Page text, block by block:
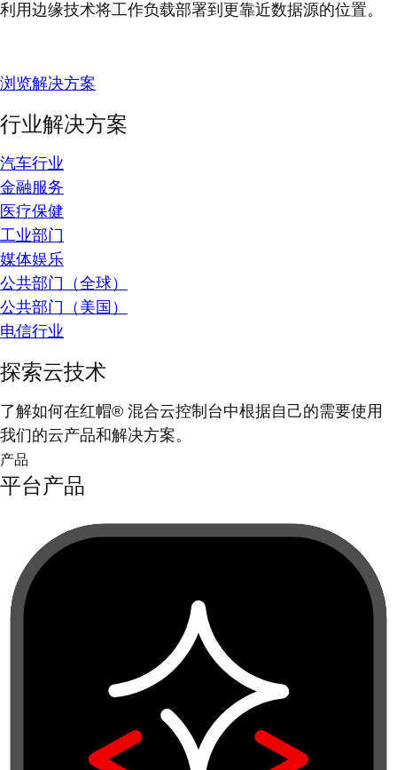
利用边缘技术将工作负载部署到更靠近数据源的位置。
浏览解决方案
行业解决方案
汽车行业
金融服务
医疗保健
工业部门
媒体娱乐
公共部门（全球）
公共部门（美国）
电信行业
探索云技术
了解如何在红帽® 混合云控制台中根据自己的需要使用
我们的云产品和解决方案。
产品
平台产品